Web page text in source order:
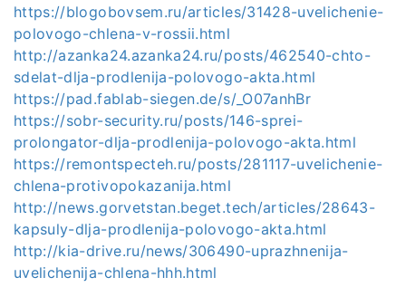
https://blogobovsem.ru/articles/31428-uvelichenie-
polovogo-chlena-v-rossii.html
http://azanka24.azanka24.ru/posts/462540-chto-
sdelat-dlja-prodlenija-polovogo-akta.html
https://pad.fablab-siegen.de/s/_O07anhBr
https://sobr-security.ru/posts/146-sprei-
prolongator-dlja-prodlenija-polovogo-akta.html
https://remontspecteh.ru/posts/281117-uvelichenie-
chlena-protivopokazanija.html
http://news.gorvetstan.beget.tech/articles/28643-
kapsuly-dlja-prodlenija-polovogo-akta.html
http://kia-drive.ru/news/306490-uprazhnenija-
uvelichenija-chlena-hhh.html